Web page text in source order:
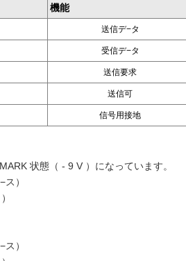
機能
送信デ−タ
受信デ−タ
送信要求
送信可
信号用接地
状態（ - 9 V ）になっています。
）
）